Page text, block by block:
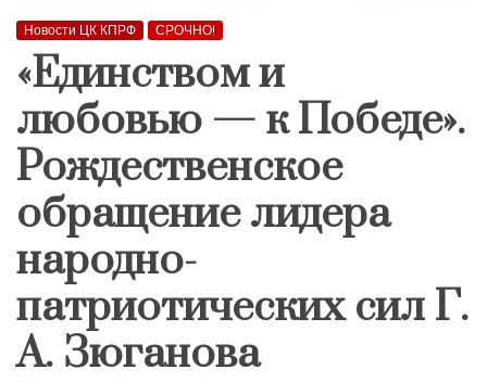
Новости ЦК КПРФ СРОЧНО!
«Единством и
любовью — к Победе».
Рождественское
обращение лидера
народно-
патриотических сил Г.
А. Зюганова